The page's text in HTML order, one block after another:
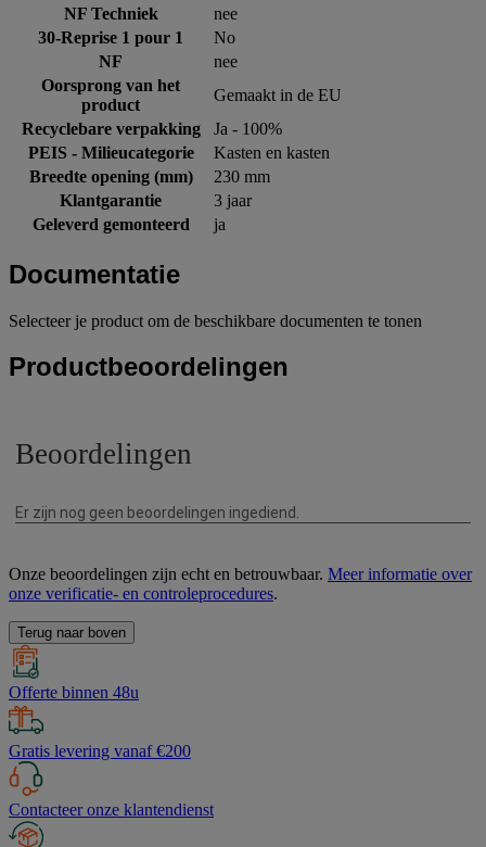
NF Techniek
nee
30-Reprise 1 pour 1
No
NF
nee
Oorsprong van het
product
Gemaakt in de EU
Recyclebare verpakking
Ja - 100%
PEIS - Milieucategorie
Kasten en kasten
Breedte opening (mm)
230 mm
Klantgarantie
3 jaar
Geleverd gemonteerd
ja
Documentatie
Selecteer je product om de beschikbare documenten te tonen
Productbeoordelingen
Onze beoordelingen zijn echt en betrouwbaar. Meer informatie over
onze verificatie- en controleprocedures.
Terug naar boven
Offerte binnen 48u
Gratis levering vanaf €200
Contacteer onze klantendienst